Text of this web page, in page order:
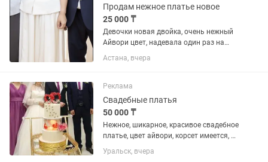
Продам нежное платье новое
25 000 ₸
Девочки новая двойка, очень нежный
Айвори цвет, надевала один раз на
кудалык. Размер 44-46, юбка
безразмерный. Верх Л-Xl. Покупала за
Астана, вчера
Реклама
Свадебные платья
50 000 ₸
Нежное, шикарное, красивое свадебное
платье, цвет айвори, корсет имеется, да
одевалось один раз на свою свадьбу,
почти новая, кольца в подарок, сумма
Уральск, вчера